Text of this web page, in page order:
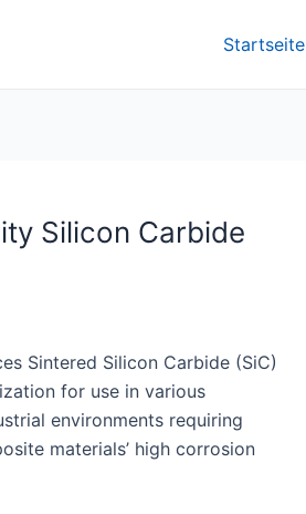
Startseite
Silicon Carbide
Sintered Silicon Carbide (SiC)
for use in various
environments requiring
materials’ high corrosion